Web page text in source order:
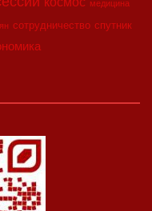
медицина
сотрудничество спутник